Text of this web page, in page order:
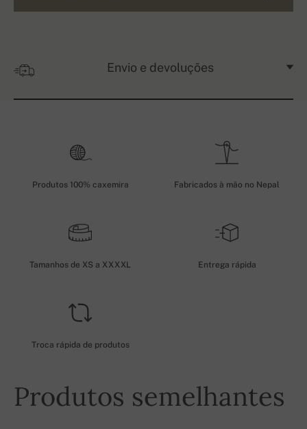
Envio e devoluções
Produtos 100% caxemira Fabricados à mão no Nepal
Tamanhos de XS a XXXXL Entrega rápida
Troca rápida de produtos
Produtos semelhantes